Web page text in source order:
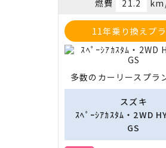
燃費 21.2
11年乗り換えプ
多数のカーリースプラ
スズキ
ｽﾍﾟｰｼｱｶｽﾀﾑ・2WD
GS